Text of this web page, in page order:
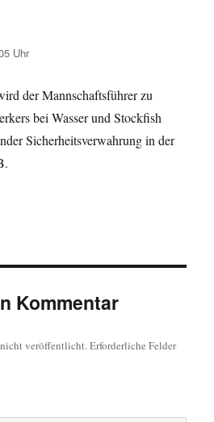
Uhr
der Mannschaftsführer zu
bei Wasser und Stockfish
Sicherheitsverwahrung in der
Kommentar
veröffentlicht.Erforderliche Felder